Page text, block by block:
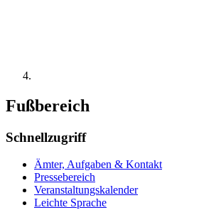
Fußbereich
Schnellzugriff
Ämter, Aufgaben & Kontakt
Pressebereich
Veranstaltungskalender
Leichte Sprache